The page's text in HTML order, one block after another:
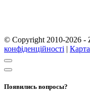
© Copyright 2010-2026 -
конфіденційності |
Появились вопросы?